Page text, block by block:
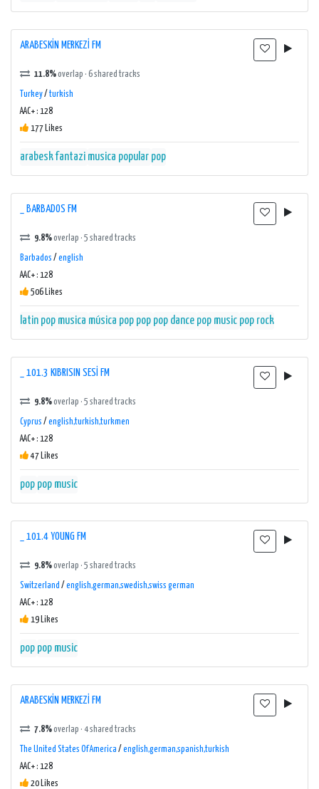
ARABESKİN MERKEZİ FM
11.8%overlap · 6 shared tracks
Turkey/ turkish
AAC+ : 128
177 Likes
arabesk fantazi musica popular pop
_ BARBADOS FM
9.8%overlap · 5 shared tracks
Barbados / english
AAC+ : 128
506 Likes
latin pop musica música pop pop pop dance pop music pop rock
_ 101.3 KIBRISIN SESİ FM
9.8%overlap · 5 shared tracks
Cyprus / english,turkish,turkmen
AAC+ : 128
47 Likes
pop pop music
_ 101.4 YOUNG FM
9.8%overlap · 5 shared tracks
Switzerland / english,german,swedish,swiss german
AAC+ : 128
19 Likes
pop pop music
ARABESKİN MERKEZİ FM
7.8%overlap · 4 shared tracks
The United States Of America / english,german,spanish,turkish
AAC+ : 128
20 Likes